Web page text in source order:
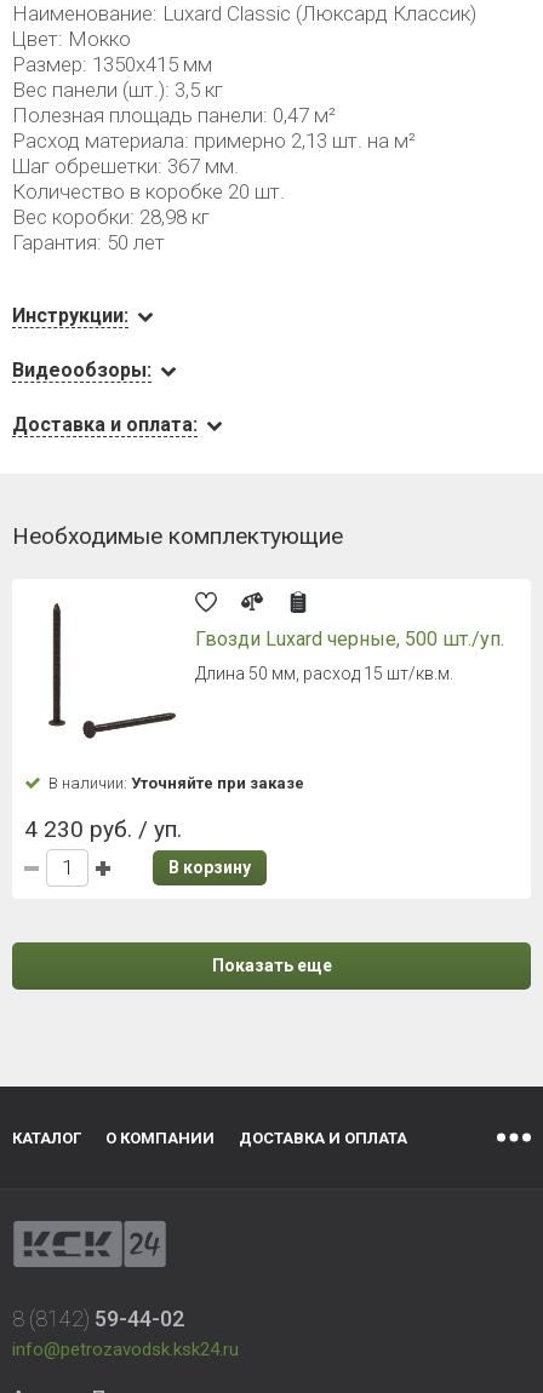
Наименование: Luxard Classiс (Люксард Классик)
Цвет: Мокко
Размер: 1350х415 мм
Вес панели (шт.): 3,5 кг
Полезная площадь панели: 0,47 м²
Расход материала: примерно 2,13 шт. на м²
Шаг обрешетки: 367 мм.
Количество в коробке 20 шт.
Вес коробки: 28,98 кг
Гарантия: 50 лет
Инструкции:
Видеообзоры:
Доставка и оплата:
Необходимые комплектующие
Гвозди Luxard черные, 500 шт./уп.
Длина 50 мм, расход 15 шт/кв.м.
В наличии: Уточняйте при заказе
4 230 руб. / уп.
В корзину
Показать еще
КАТАЛОГ О КОМПАНИИ ДОСТАВКА И ОПЛАТА
8 (8142) 59-44-02
info@petrozavodsk.ksk24.ru